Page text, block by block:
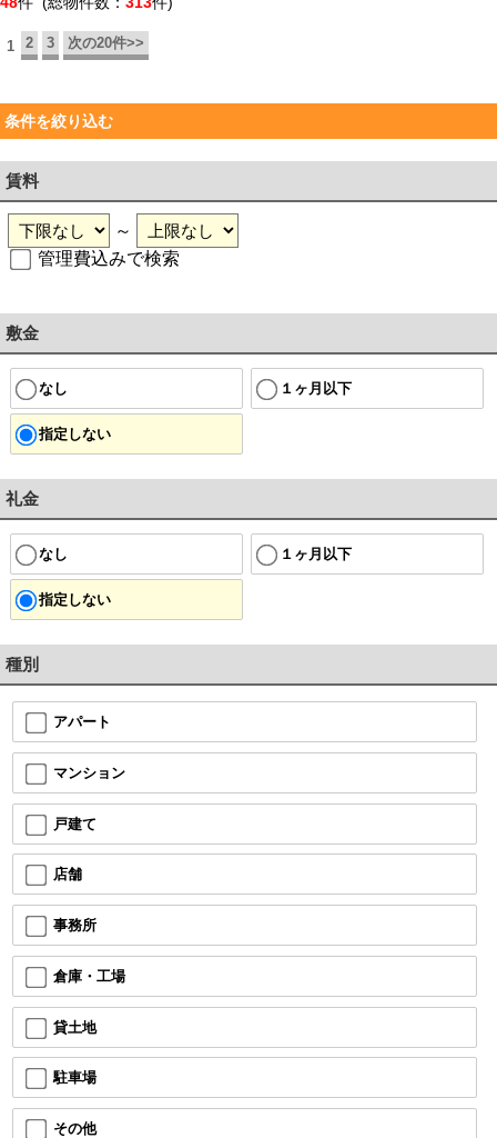
1 2 3 次の20件>>
条件を絞り込む
賃料
～
管理費込みで検索
敷金
なし １ヶ月以下
指定しない
礼金
なし １ヶ月以下
指定しない
種別
アパート
マンション
戸建て
店舗
事務所
倉庫・工場
貸土地
駐車場
その他